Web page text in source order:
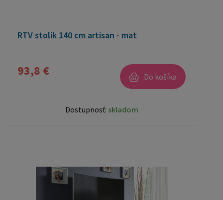
RTV stolik 140 cm artisan - mat
93,8 € Do košíka
Dostupnosť: skladom